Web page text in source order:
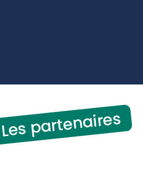
Les partenaires